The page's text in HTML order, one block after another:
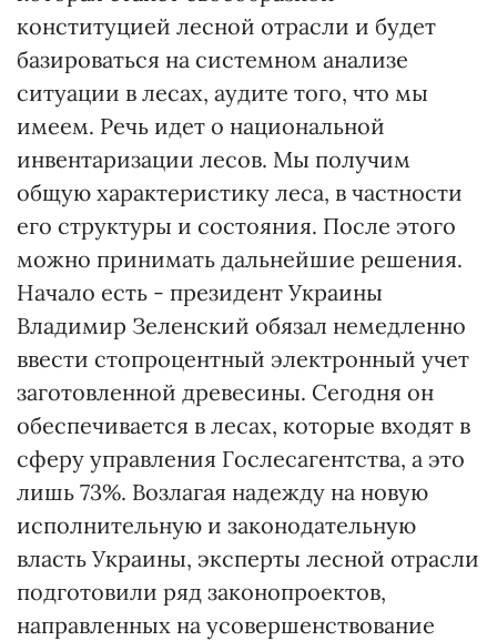
конституцией лесной отрасли и будет
базироваться на системном анализе
ситуации в лесах, аудите того, что мы
имеем. Речь идет о национальной
инвентаризации лесов. Мы получим
общую характеристику леса, в частности
его структуры и состояния. После этого
можно принимать дальнейшие решения.
Начало есть - президент Украины
Владимир Зеленский обязал немедленно
ввести стопроцентный электронный учет
заготовленной древесины. Сегодня он
обеспечивается в лесах, которые входят в
сферу управления Гослесагентства, а это
лишь 73%. Возлагая надежду на новую
исполнительную и законодательную
власть Украины, эксперты лесной отрасли
подготовили ряд законопроектов,
направленных на усовершенствование